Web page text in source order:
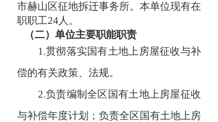
市赫山区征地拆迁事务所。本单位现有在
职职工24人。
（二）单位主要职能职责
1.贯彻落实国有土地上房屋征收与补
偿的有关政策、法规。
2.负责编制全区国有土地上房屋征收
与补偿年度计划；负责全区国有土地上房